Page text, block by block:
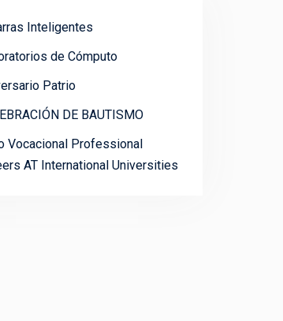
Inteligentes
de Cómputo
Patrio
DE BAUTISMO
Vocacional Professional
AT International Universities